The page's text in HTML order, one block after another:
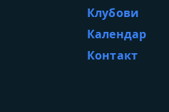
Клубови
Календар
Контакт